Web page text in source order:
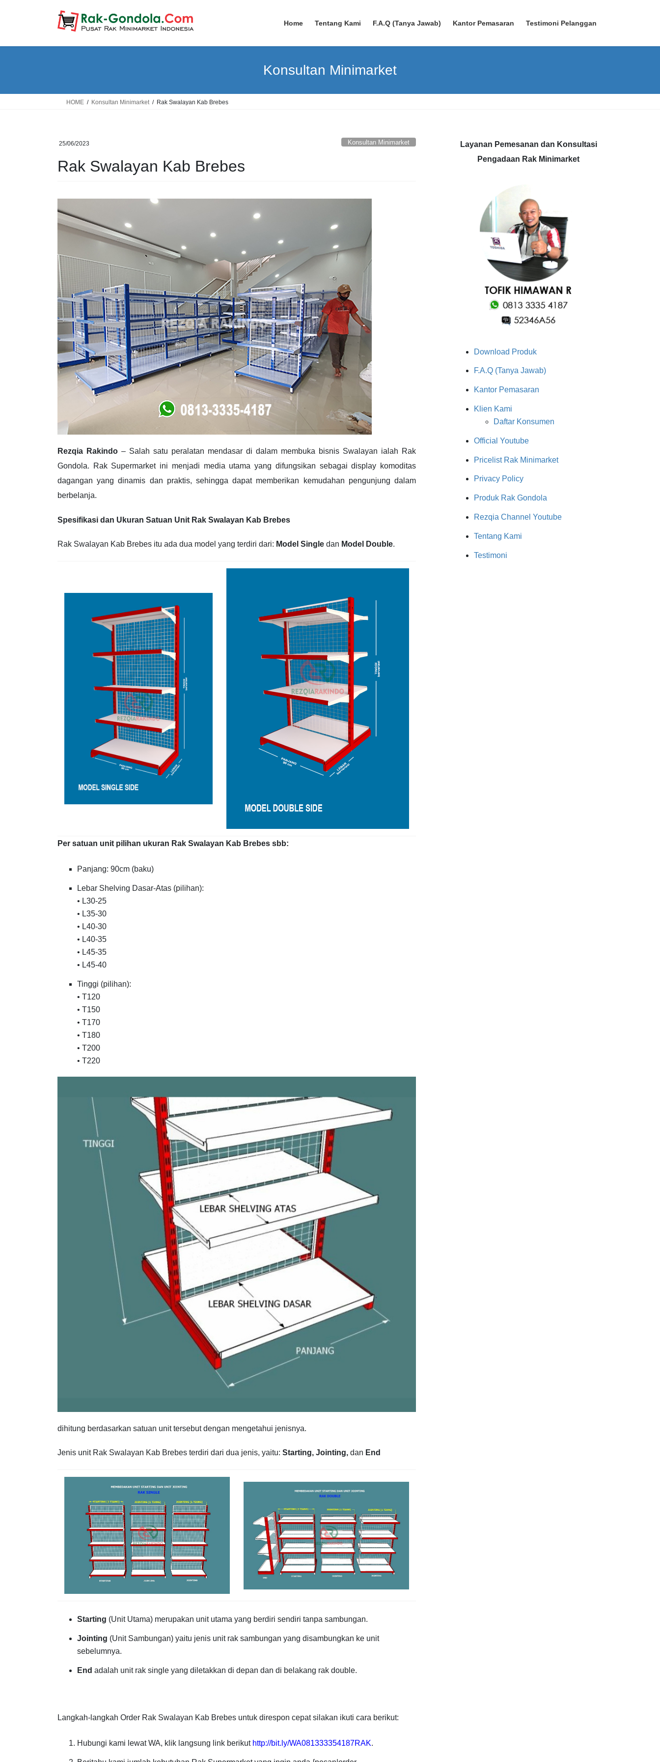
Home Tentang Kami F.A.Q (Tanya Jawab) Kantor Pemasaran Testimoni Pelanggan
Konsultan Minimarket
HOME Konsultan Minimarket Rak Swalayan Kab Brebes
25/06/2023 Konsultan Minimarket
Rak Swalayan Kab Brebes
Rezqia Rakindo – Salah satu peralatan mendasar di dalam membuka bisnis Swalayan ialah Rak
Gondola. Rak Supermarket ini menjadi media utama yang difungsikan sebagai display komoditas
dagangan yang dinamis dan praktis, sehingga dapat memberikan kemudahan pengunjung dalam
berbelanja.
Spesifikasi dan Ukuran Satuan Unit Rak Swalayan Kab Brebes
Rak Swalayan Kab Brebes itu ada dua model yang terdiri dari: Model Single dan Model Double.
Per satuan unit pilihan ukuran Rak Swalayan Kab Brebes sbb:
Panjang: 90cm (baku)
Lebar Shelving Dasar-Atas (pilihan):
• L30-25
• L35-30
• L40-30
• L40-35
• L45-35
• L45-40
Tinggi (pilihan):
• T120
• T150
• T170
• T180
• T200
• T220
dihitung berdasarkan satuan unit tersebut dengan mengetahui jenisnya.
Jenis unit Rak Swalayan Kab Brebes terdiri dari dua jenis, yaitu: Starting, Jointing, dan End
Starting (Unit Utama) merupakan unit utama yang berdiri sendiri tanpa sambungan.
Jointing (Unit Sambungan) yaitu jenis unit rak sambungan yang disambungkan ke unit
sebelumnya.
End adalah unit rak single yang diletakkan di depan dan di belakang rak double.
Langkah-langkah Order Rak Swalayan Kab Brebes untuk direspon cepat silakan ikuti cara berikut:
Hubungi kami lewat WA, klik langsung link berikut http://bit.ly/WA081333354187RAK.
Layanan Pemesanan dan Konsultasi
Pengadaan Rak Minimarket
Download Produk
F.A.Q (Tanya Jawab)
Kantor Pemasaran
Klien Kami
Daftar Konsumen
Official Youtube
Pricelist Rak Minimarket
Privacy Policy
Produk Rak Gondola
Rezqia Channel Youtube
Tentang Kami
Testimoni